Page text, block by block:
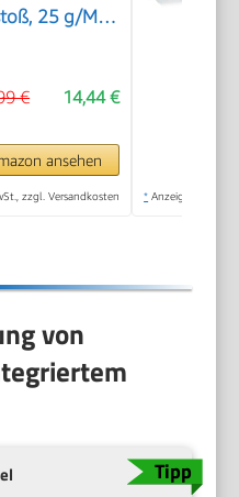
25 g/Min
Anti-Kalk-
14,44 €
€
ansehen
zzgl. Versandkosten * Anzeige
von